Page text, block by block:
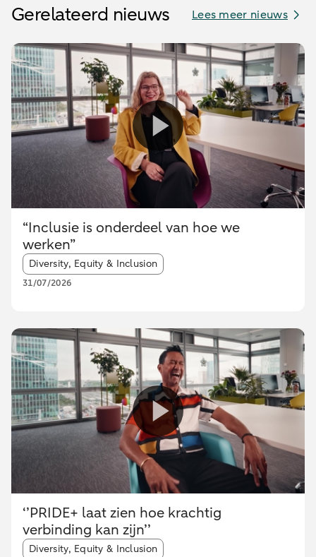
Gerelateerd nieuws Lees meer nieuws
“Inclusie is onderdeel van hoe we
werken”
Article tags:
Diversity, Equity & Inclusion
31/07/2026
‘’PRIDE+ laat zien hoe krachtig
verbinding kan zijn’’
Article tags:
Diversity, Equity & Inclusion